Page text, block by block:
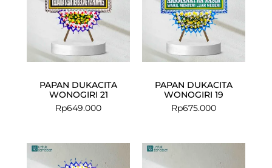
PAPAN DUKACITA
WONOGIRI 21
Rp649.000
PAPAN DUKACITA
WONOGIRI 19
Rp675.000